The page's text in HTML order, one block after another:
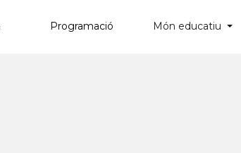
Programació Món educatiu